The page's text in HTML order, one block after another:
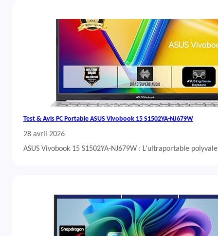
Test & Avis PC Portable ASUS Vivobook 15 S1502YA-NJ679W
28 avril 2026
ASUS Vivobook 15 S1502YA-NJ679W : L’ultraportable